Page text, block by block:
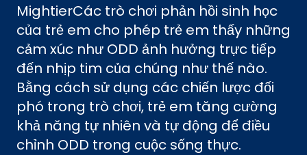
MightierCác trò chơi phản hồi sinh học
của trẻ em cho phép trẻ em thấy những
cảm xúc như ODD ảnh hưởng trực tiếp
đến nhịp tim của chúng như thế nào.
Bằng cách sử dụng các chiến lược đối
phó trong trò chơi, trẻ em tăng cường
khả năng tự nhiên và tự động để điều
chỉnh ODD trong cuộc sống thực.